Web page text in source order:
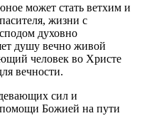
может стать ветхим и
жизни с
духовно
душу вечно живой
человек во Христе
вечности.
сил и
Божией на пути